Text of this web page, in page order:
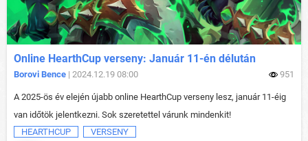
Online HearthCup verseny: Január 11-én délután
Borovi Bence | 2024.12.19 08:00 951
A 2025-ös év elején újabb online HearthCup verseny lesz, január 11-éig
van időtök jelentkezni. Sok szeretettel várunk mindenkit!
HEARTHCUP
VERSENY